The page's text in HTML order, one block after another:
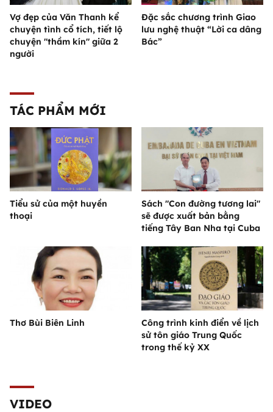
Vợ đẹp của Văn Thanh kể
chuyện tình cổ tích, tiết lộ
chuyện "thầm kín" giữa 2
người
Đặc sắc chương trình Giao
lưu nghệ thuật “Lời ca dâng
Bác”
TÁC PHẨM MỚI
Tiểu sử của một huyền
thoại
Sách "Con đường tương lai"
sẽ được xuất bản bằng
tiếng Tây Ban Nha tại Cuba
Thơ Bùi Biên Linh
Công trình kinh điển về lịch
sử tôn giáo Trung Quốc
trong thế kỷ XX
VIDEO